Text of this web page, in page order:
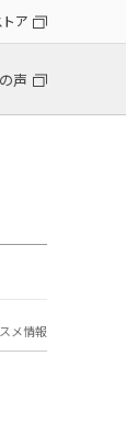
ア
声
メ情報